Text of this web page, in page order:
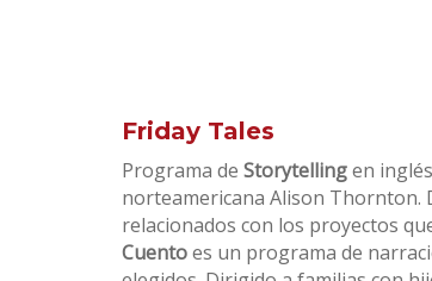
Friday Tales
Programa de Storytellingen
norteamericana Alison Thornton.
relacionados con los proyectos
Cuentoes un programa de